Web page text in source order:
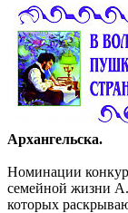
Архангельска.
Номинации
семейной жизни
которых